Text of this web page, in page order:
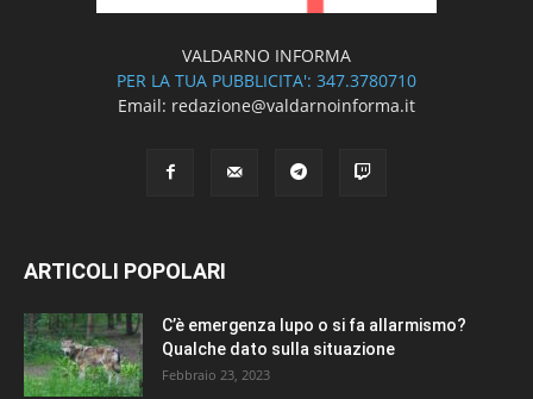
VALDARNO INFORMA
PER LA TUA PUBBLICITA': 347.3780710
Email: redazione@valdarnoinforma.it
ARTICOLI POPOLARI
C’è emergenza lupo o si fa allarmismo?
Qualche dato sulla situazione
Febbraio 23, 2023